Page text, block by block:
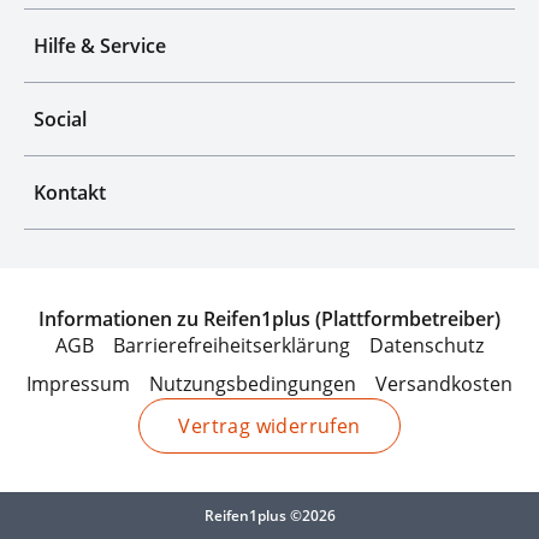
Hilfe & Service
Social
Kontakt
Informationen zu Reifen1plus (Plattformbetreiber)
AGB
Barrierefreiheitserklärung
Datenschutz
Impressum
Nutzungsbedingungen
Versandkosten
Vertrag widerrufen
Reifen1plus ©2026